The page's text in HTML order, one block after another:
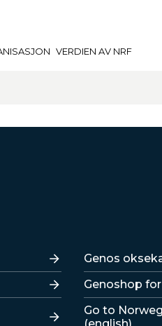
VERDIEN AV NRF
Genos
Genoshop
Go to
(english)